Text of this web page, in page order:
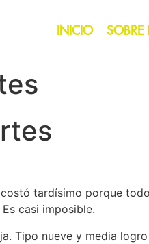
INICIO SOBRE
tardísimo porque
casi imposible.
Tipo nueve y media